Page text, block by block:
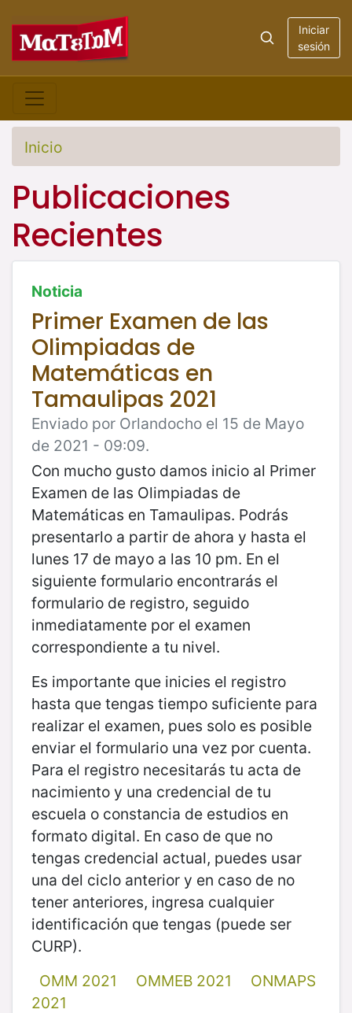
Iniciar
sesión
Inicio
Publicaciones
Recientes
Noticia
Primer Examen de las
Olimpiadas de
Matemáticas en
Tamaulipas 2021
Enviado por Orlandocho el 15 de Mayo
de 2021 - 09:09.
Con mucho gusto damos inicio al Primer
Examen de las Olimpiadas de
Matemáticas en Tamaulipas. Podrás
presentarlo a partir de ahora y hasta el
lunes 17 de mayo a las 10 pm. En el
siguiente formulario encontrarás el
formulario de registro, seguido
inmediatamente por el examen
correspondiente a tu nivel.
Es importante que inicies el registro
hasta que tengas tiempo suficiente para
realizar el examen, pues solo es posible
enviar el formulario una vez por cuenta.
Para el registro necesitarás tu acta de
nacimiento y una credencial de tu
escuela o constancia de estudios en
formato digital. En caso de que no
tengas credencial actual, puedes usar
una del ciclo anterior y en caso de no
tener anteriores, ingresa cualquier
identificación que tengas (puede ser
CURP).
OMM 2021
OMMEB 2021
ONMAPS
2021